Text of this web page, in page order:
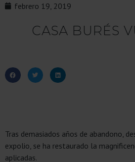
febrero 19, 2019
CASA BURÉS
Tras demasiados años de abandono,
expolio, se ha restaurado la
aplicadas.